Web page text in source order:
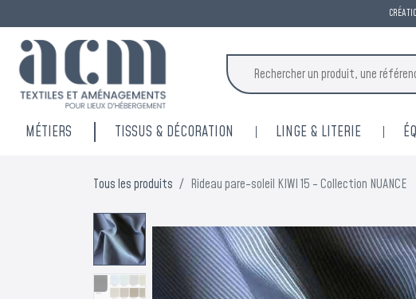
MÉTIERS TISSUS & DÉCORATION LINGE & LITERIE
Tous les produits Rideau pare-soleil KIWI 15 - Collection NUANCE